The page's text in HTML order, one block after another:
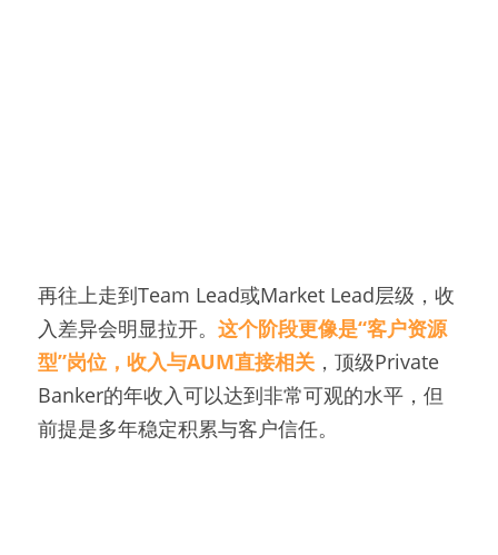
再往上走到Team Lead或Market Lead层级，收
入差异会明显拉开。 这个阶段更像是“客户资源
型”岗位，收入与AUM直接相关 ，顶级Private
Banker的年收入可以达到非常可观的水平，但
前提是多年稳定积累与客户信任。